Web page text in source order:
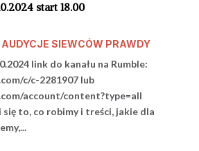
start 18.00
AUDYCJE SIEWCÓW PRAWDY
link do kanału na Rumble:
c/c-2281907 lub
account/content?type=all
się to, co robimy i treści, jakie dla